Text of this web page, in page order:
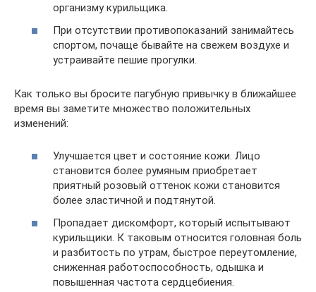
организму курильщика.
При отсутствии противопоказаний занимайтесь
спортом, почаще бывайте на свежем воздухе и
устраивайте пешие прогулки.
Как только вы бросите пагубную привычку в ближайшее
время вы заметите множество положительных
изменений:
Улучшается цвет и состояние кожи. Лицо
становится более румяным приобретает
приятный розовый оттенок кожи становится
более эластичной и подтянутой.
Пропадает дискомфорт, который испытывают
курильщики. К таковым относится головная боль
и разбитость по утрам, быстрое переутомление,
сниженная работоспособность, одышка и
повышенная частота сердцебиения.